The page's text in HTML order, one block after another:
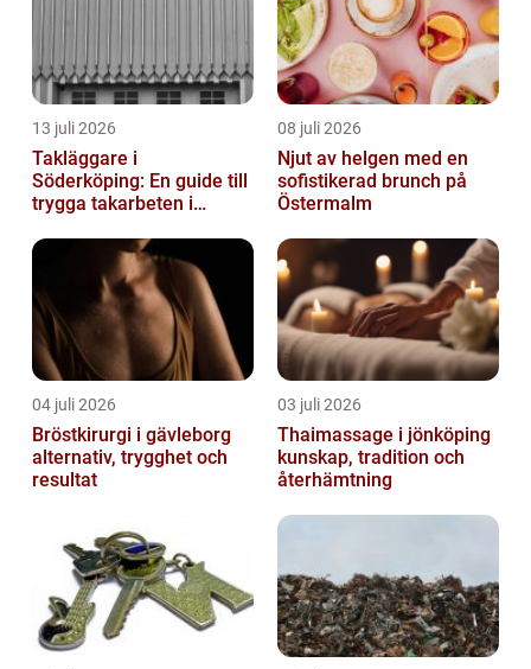
13 juli 2026
Takläggare i
Söderköping: En guide till
trygga takarbeten i
08 juli 2026
Njut av helgen med en
sofistikerad brunch på
Östermalm
04 juli 2026
Bröstkirurgi i gävleborg
alternativ, trygghet och
resultat
03 juli 2026
Thaimassage i jönköping
kunskap, tradition och
återhämtning